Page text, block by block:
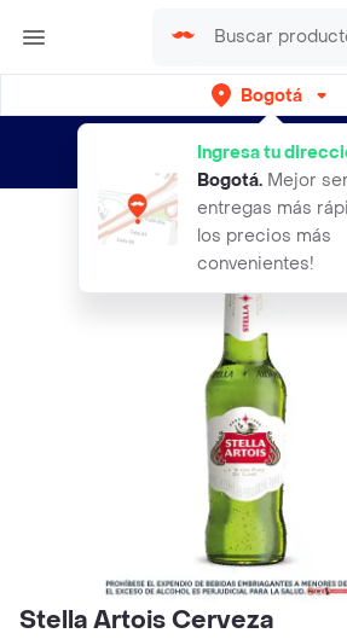
Bogotá
Ingresa tu
Bogotá. Mejor
entregas más
los precios más
convenientes!
envíos gratis por semanas
Stella Artois Cerveza